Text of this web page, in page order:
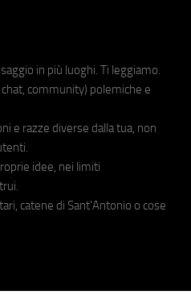
in più luoghi. Ti leggiamo.
community) polemiche e
e razze diverse dalla tua, non
idee, nei limiti
catene di Sant'Antonio o cose